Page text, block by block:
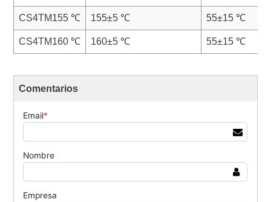
CS4TM155 ℃ 155±5 ℃ 55±15 ℃
CS4TM160 ℃ 160±5 ℃ 55±15 ℃
Comentarios